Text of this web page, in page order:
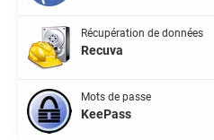
Récupération de données
Recuva
Mots de passe
KeePass